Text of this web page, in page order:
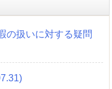
扱いに対する疑問